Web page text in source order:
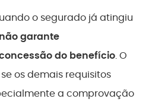
o segurado já atingiu
garante
do benefício. O
os demais requisitos
a comprovação